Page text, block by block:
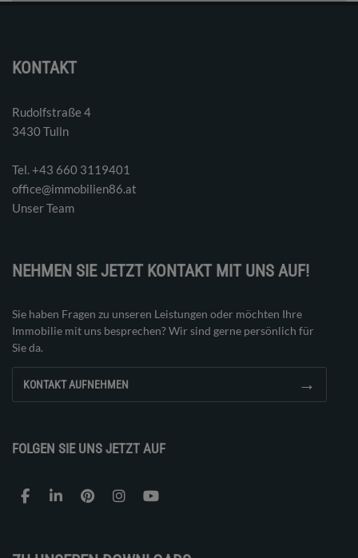
KONTAKT
Rudolfstraße 4
3430 Tulln
Tel. ‭+43 660 3119401‬
office@immobilien86.at
Unser Team
NEHMEN SIE JETZT KONTAKT MIT UNS AUF!
Sie haben Fragen zu unseren Leistungen oder möchten Ihre
Immobilie mit uns besprechen? Wir sind gerne persönlich für
Sie da.
KONTAKT AUFNEHMEN →
FOLGEN SIE UNS JETZT AUF